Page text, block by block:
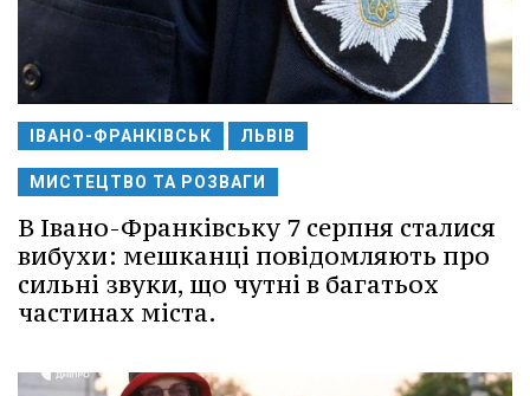
ІВАНО-ФРАНКІВСЬК ЛЬВІВ
МИСТЕЦТВО ТА РОЗВАГИ
В Івано-Франківську 7 серпня сталися
вибухи: мешканці повідомляють про
сильні звуки, що чутні в багатьох
частинах міста.